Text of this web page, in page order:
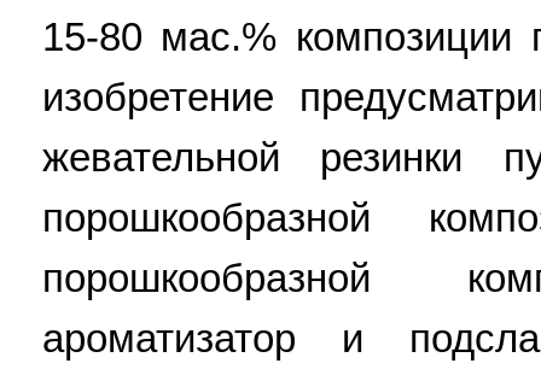
15-80 мас.% композиции
изобретение
жевательной резинки
порошкообразной
порошкообразной
ароматизатор и